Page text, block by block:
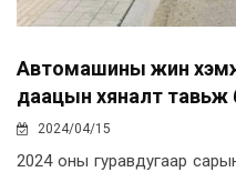
Автомашины жин
даацын хяналт тавьж
2024/04/15
2024 оны гуравдугаар